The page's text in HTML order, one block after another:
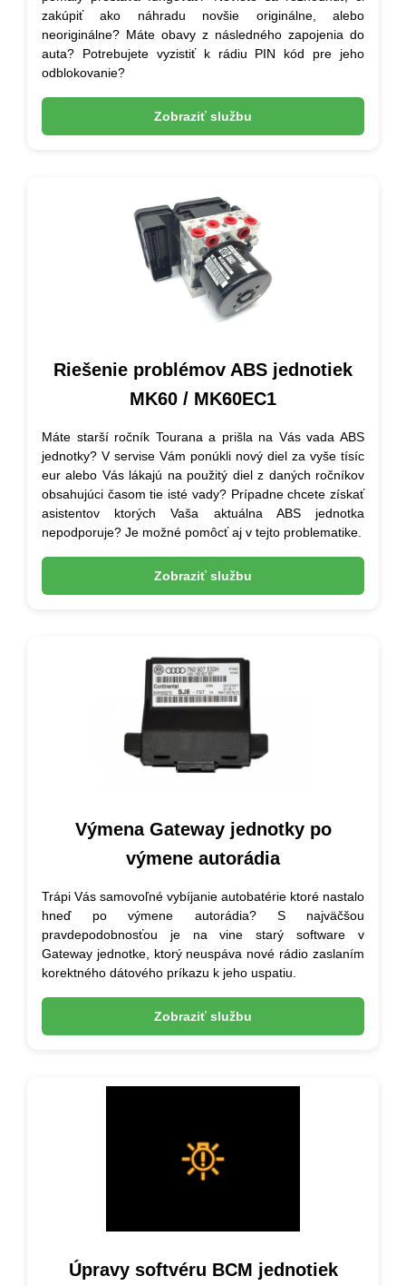
zakúpiť ako náhradu novšie originálne, alebo
neoriginálne? Máte obavy z následného zapojenia do
auta? Potrebujete vyzistiť k rádiu PIN kód pre jeho
odblokovanie?
Zobraziť službu
Riešenie problémov ABS jednotiek
MK60 / MK60EC1
Máte starší ročník Tourana a prišla na Vás vada ABS
jednotky? V servise Vám ponúkli nový diel za vyše tísíc
eur alebo Vás lákajú na použitý diel z daných ročníkov
obsahujúci časom tie isté vady? Prípadne chcete získať
asistentov ktorých Vaša aktuálna ABS jednotka
nepodporuje? Je možné pomôcť aj v tejto problematike.
Zobraziť službu
Výmena Gateway jednotky po
výmene autorádia
Trápi Vás samovoľné vybíjanie autobatérie ktoré nastalo
hneď po výmene autorádia? S najväčšou
pravdepodobnosťou je na vine starý software v
Gateway jednotke, ktorý neuspáva nové rádio zaslaním
korektného dátového príkazu k jeho uspatiu.
Zobraziť službu
Úpravy softvéru BCM jednotiek